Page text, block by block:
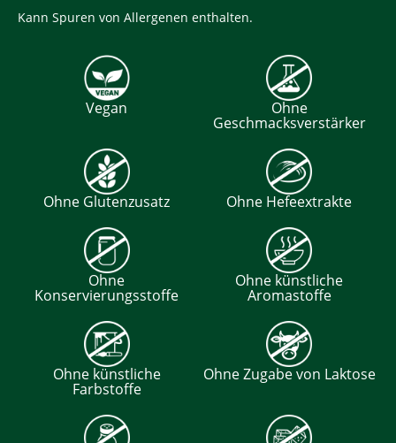
Kann Spuren von Allergenen enthalten.
Vegan Ohne
Geschmacksverstärker
Ohne Glutenzusatz Ohne Hefeextrakte
Ohne
Konservierungsstoffe
Ohne künstliche
Aromastoffe
Ohne künstliche
Farbstoffe
Ohne Zugabe von Laktose